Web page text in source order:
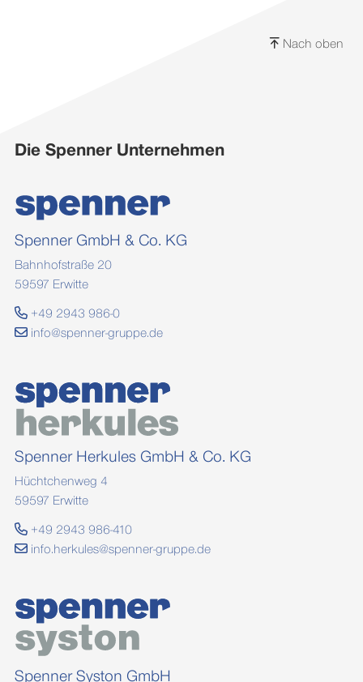
Nach oben
Die Spenner Unternehmen
Spenner GmbH & Co. KG
Bahnhofstraße 20
59597 Erwitte
+49 2943 986-0
info@spenner-gruppe.de
Spenner Herkules GmbH & Co. KG
Hüchtchenweg 4
59597 Erwitte
+49 2943 986-410
info.herkules@spenner-gruppe.de
Spenner Syston GmbH